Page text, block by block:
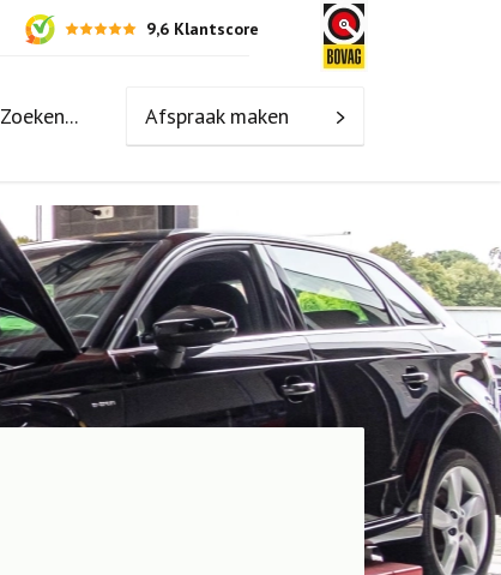
9,6 Klantscore
Zoeken... Afspraak maken